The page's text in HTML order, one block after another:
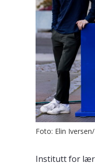
Foto: Elin
Institutt for